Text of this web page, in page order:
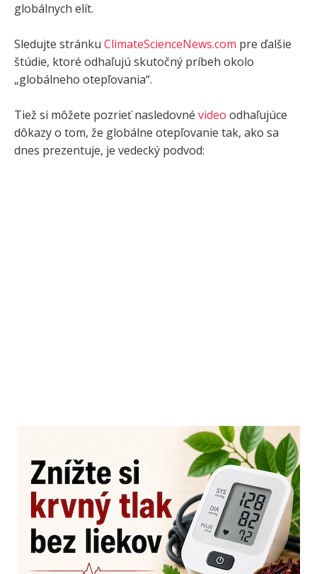
globálnych elít.
Sledujte stránku ClimateScienceNews.com pre ďalšie
štúdie, ktoré odhaľujú skutočný príbeh okolo
„globálneho otepľovania“.
Tiež si môžete pozrieť nasledovné video odhaľujúce
dôkazy o tom, že globálne otepľovanie tak, ako sa
dnes prezentuje, je vedecký podvod: